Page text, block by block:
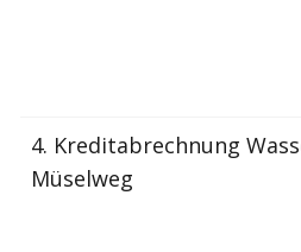
4. Kreditabrechnung
Müselweg